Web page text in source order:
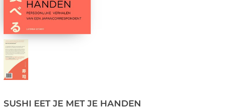
SUSHI EET JE MET JE HANDEN